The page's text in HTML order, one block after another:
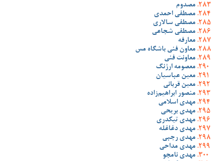
مصدوم
مصطفی احمدی
مصطفی سالاری
مصطفی شجاعی
معارفه
معاون فنی باشگاه مس
معاونت فنی
معصومه ارژنگ
معین عباسیان
معین قربانی
منصور ابراهیم‌زاده
مهدی اسلامی
مهدی بریحی
مهدی تیکدری
مهدی دغاغله
مهدی رجبی
مهدی مداحی
مهدی نامجو